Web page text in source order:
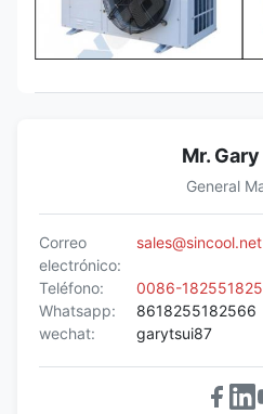
Mr.
General
Correo
electrónico:
sales@sincool.net
Teléfono:
0086-
Whatsapp:
8618255182566
wechat:
garytsui87